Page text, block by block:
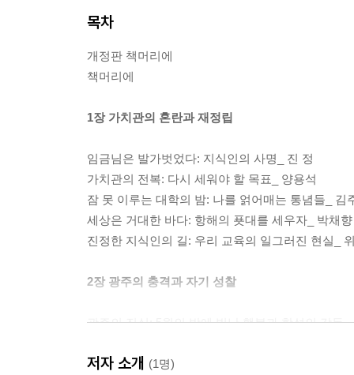
목차
개정판 책머리에
책머리에
1장 가치관의 혼란과 재정립
임금님은 발가벗었다: 지식인의 사명_ 진 정
가치관의 전복: 다시 세워야 할 목표_ 양용석
잠 못 이루는 대학의 밤: 나를 얽어매는 통념들_ 김
세상은 거대한 바다: 항해의 푯대를 세우자_ 박채향
진정한 지식인의 길: 우리 교육의 일그러진 현실_
2장 광주의 충격과 자기 성찰
광주의 진실: 5월의 밤에 빛난 횃불과 함성의 감동_
진정한 다수의 의사에 의해 움직이는 사회: 집회,
저자 소개 (1명)